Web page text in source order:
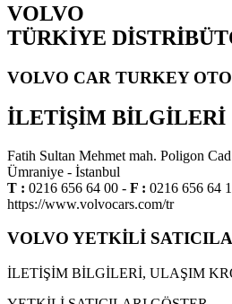
VOLVO
TÜRKİYE
VOLVO CAR TURKEY
İLETİŞİM BİLGİLERİ
Fatih Sultan Mehmet mah. Poligon
Ümraniye - İstanbul
T : 0216 656 64 00 - F : 0216 656 64
https://www.volvocars.com/tr
VOLVO YETKİLİ
İLETİŞİM BİLGİLERİ, ULAŞIM